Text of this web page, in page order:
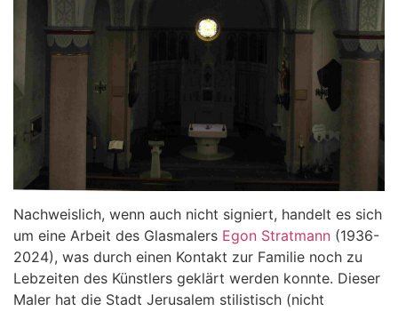
Nachweislich, wenn auch nicht signiert, handelt es sich
um eine Arbeit des Glasmalers Egon Stratmann (1936-
2024), was durch einen Kontakt zur Familie noch zu
Lebzeiten des Künstlers geklärt werden konnte. Dieser
Maler hat die Stadt Jerusalem stilistisch (nicht